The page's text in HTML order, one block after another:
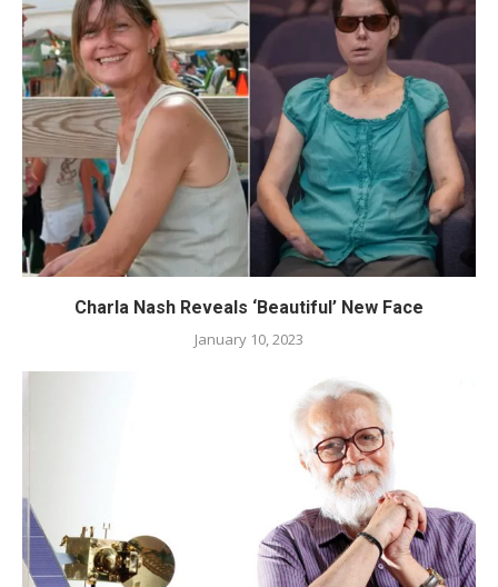
Charla Nash Reveals ‘Beautiful’ New Face
January 10, 2023